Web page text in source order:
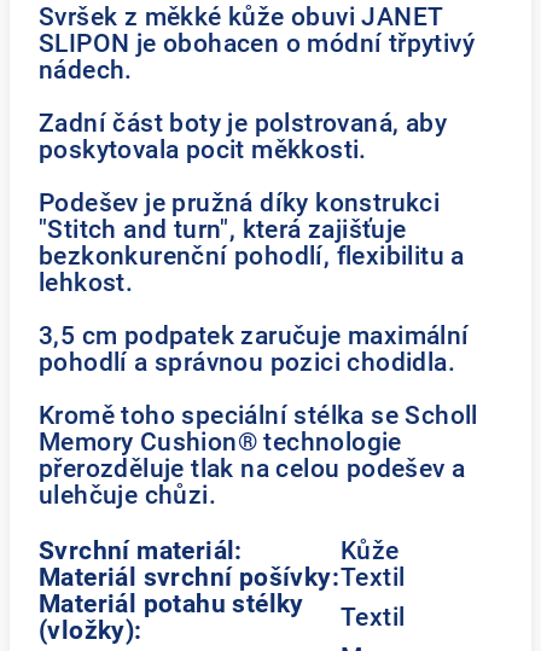
Svršek z měkké kůže obuvi JANET
SLIPON je obohacen o módní třpytivý
nádech.
Zadní část boty je polstrovaná, aby
poskytovala pocit měkkosti.
Podešev je pružná díky konstrukci
"Stitch and turn", která zajišťuje
bezkonkurenční pohodlí, flexibilitu a
lehkost.
3,5 cm podpatek zaručuje maximální
pohodlí a správnou pozici chodidla.
Kromě toho speciální stélka se Scholl
Memory Cushion® technologie
přerozděluje tlak na celou podešev a
ulehčuje chůzi.
Svrchní materiál:
Kůže
Materiál svrchní pošívky:Textil
Materiál potahu stélky
(vložky):
Textil